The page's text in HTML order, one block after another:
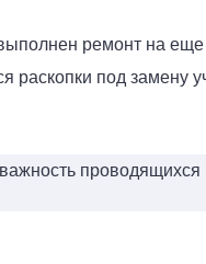
ремонт на еще
раскопки под замену
проводящихся